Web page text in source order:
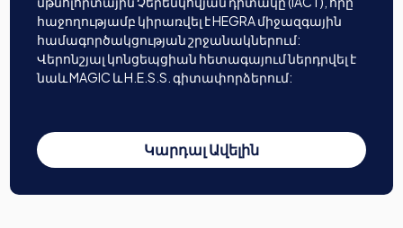
հաջողությամբ կիրառվել է HEGRA միջազգային
համագործակցության շրջանակներում:
Վերոնշյալ կոնցեպցիան հետագայում ներդրվել է
նաև MAGIC և H.E.S.S. գիտափորձերում:
Կարդալ Ավելին